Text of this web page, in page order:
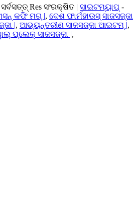
Res ସଂରକ୍ଷିତ | ସାଇଟମ୍ୟାପ୍ -
କଫି ମଗ୍ |, ଦେଶ ଫାର୍ମହାଉସ୍ ସାଜସଜ୍ଜା
|, ଆଭ୍ୟନ୍ତରୀଣ ସାଜସଜ୍ଜା ଆଇଟମ୍ |,
ପ୍ଲେକ୍ ସାଜସଜ୍ଜା |,